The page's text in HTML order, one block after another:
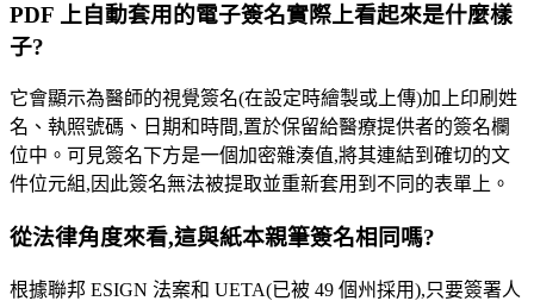
PDF 上自動套用的電子簽名實際上看起來是什麼樣
子?
它會顯示為醫師的視覺簽名(在設定時繪製或上傳)加上印刷姓
名、執照號碼、日期和時間,置於保留給醫療提供者的簽名欄
位中。可見簽名下方是一個加密雜湊值,將其連結到確切的文
件位元組,因此簽名無法被提取並重新套用到不同的表單上。
從法律角度來看,這與紙本親筆簽名相同嗎?
根據聯邦 ESIGN 法案和 UETA(已被 49 個州採用),只要簽署人